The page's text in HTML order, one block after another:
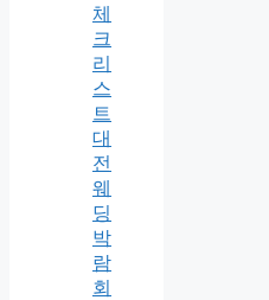
체
크
리
스
트
대
전
웨
딩
박
람
회